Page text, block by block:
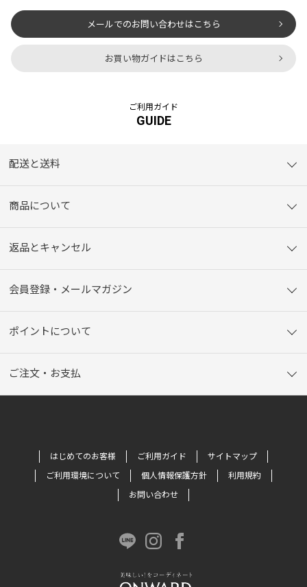
メールでのお問い合わせはこちら
お買い物ガイドはこちら
ご利用ガイド
GUIDE
配送と送料
商品について
返品とキャンセル
会員登録・メールマガジン
ポイントについて
ご注文・お支払
はじめてのお客様 ご利用ガイド
サイトマップ
ご利用環境について
個人情報保護方針
利用規約
お問い合わせ